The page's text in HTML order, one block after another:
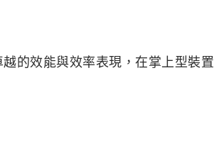
的效能與效率表現，在掌上型裝置